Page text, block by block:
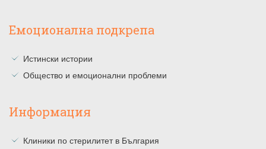
Емоционална подкрепа
Истински истории
Общество и емоционални проблеми
Информация
Клиники по стерилитет в България